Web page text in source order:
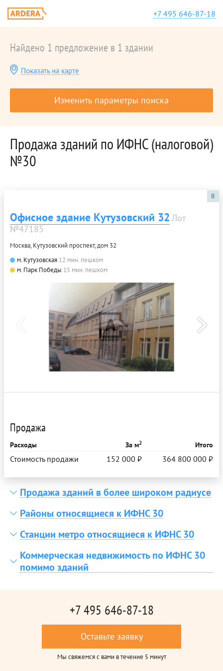
+7 495 646-87-18
Найдено 1 предложение в 1 здании
Показать на карте
Изменить параметры поиска
Продажа зданий по ИФНС (налоговой)
№30
B
Офисное здание Кутузовский 32 Лот
№47185
Москва, Кутузовский проспект, дом 32
м. Кутузовская 12 мин. пешком
м. Парк Победы 15 мин. пешком
Продажа
Расходы За м2 Итого
Стоимость продажи 152 000 ₽ 364 800 000 ₽
Продажа зданий в более широком радиусе
Районы относящиеся к ИФНС 30
Станции метро относящиеся к ИФНС 30
Коммерческая недвижимость по ИФНС 30
помимо зданий
+7 495 646-87-18
Оставьте заявку
Мы свяжемся с вами в течение 5 минут